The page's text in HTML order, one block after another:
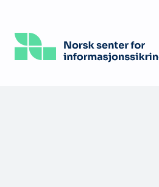
hovedinnhold